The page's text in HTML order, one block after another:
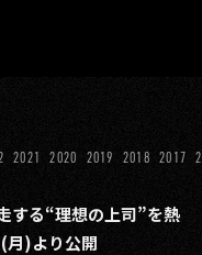
2021 2020 2019 2018 2017
する“理想の上司”を熱
月)より公開